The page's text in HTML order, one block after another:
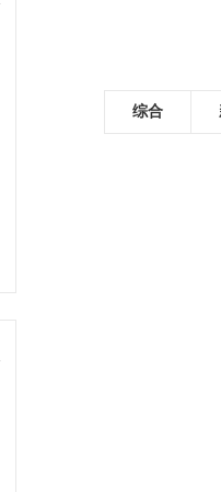
综合